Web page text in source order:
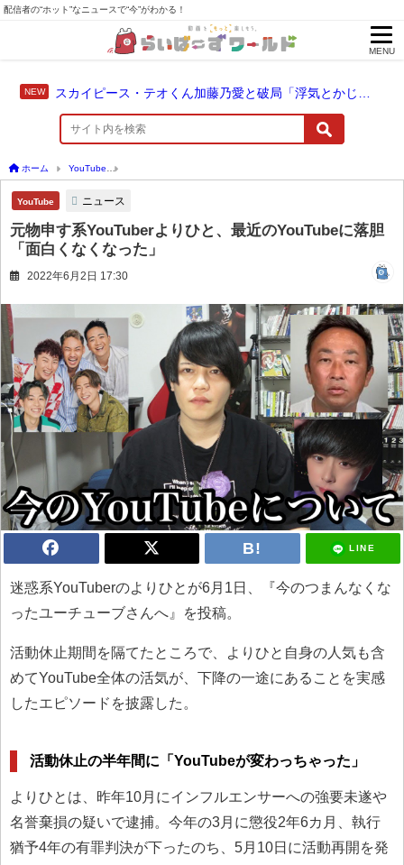
配信者の“ホット”なニュースで“今”がわかる！
MENU
ホーム YouTube
YouTube ニュース
元物申す系YouTuberよりひと、最近のYouTubeに落胆
「面白くなくなった」
2022年6月2日 17:30
LINE
迷惑系YouTuberのよりひとが6月1日、『今のつまんなくな
ったユーチューブさんへ』を投稿。
活動休止期間を隔てたところで、よりひと自身の人気も含
めてYouTube全体の活気が、下降の一途にあることを実感
したエピソードを披露した。
活動休止の半年間に「YouTubeが変わっちゃった」
よりひとは、昨年10月にインフルエンサーへの強要未遂や
名誉棄損の疑いで逮捕。今年の3月に懲役2年6カ月、執行
猶予4年の有罪判決が下ったのち、5月10日に活動再開を発